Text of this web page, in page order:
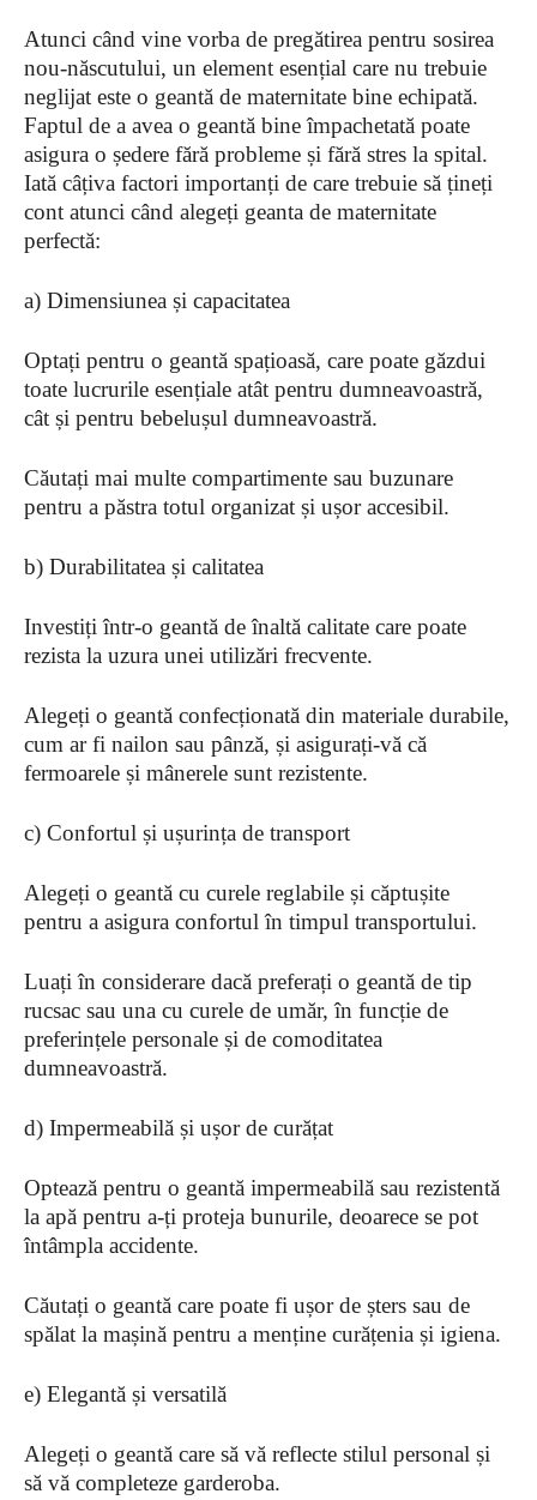
Atunci când vine vorba de pregătirea pentru sosirea
nou-născutului, un element esențial care nu trebuie
neglijat este o geantă de maternitate bine echipată.
Faptul de a avea o geantă bine împachetată poate
asigura o ședere fără probleme și fără stres la spital.
Iată câțiva factori importanți de care trebuie să țineți
cont atunci când alegeți geanta de maternitate
perfectă:
a) Dimensiunea și capacitatea
Optați pentru o geantă spațioasă, care poate găzdui
toate lucrurile esențiale atât pentru dumneavoastră,
cât și pentru bebelușul dumneavoastră.
Căutați mai multe compartimente sau buzunare
pentru a păstra totul organizat și ușor accesibil.
b) Durabilitatea și calitatea
Investiți într-o geantă de înaltă calitate care poate
rezista la uzura unei utilizări frecvente.
Alegeți o geantă confecționată din materiale durabile,
cum ar fi nailon sau pânză, și asigurați-vă că
fermoarele și mânerele sunt rezistente.
c) Confortul și ușurința de transport
Alegeți o geantă cu curele reglabile și căptușite
pentru a asigura confortul în timpul transportului.
Luați în considerare dacă preferați o geantă de tip
rucsac sau una cu curele de umăr, în funcție de
preferințele personale și de comoditatea
dumneavoastră.
d) Impermeabilă și ușor de curățat
Optează pentru o geantă impermeabilă sau rezistentă
la apă pentru a-ți proteja bunurile, deoarece se pot
întâmpla accidente.
Căutați o geantă care poate fi ușor de șters sau de
spălat la mașină pentru a menține curățenia și igiena.
e) Elegantă și versatilă
Alegeți o geantă care să vă reflecte stilul personal și
să vă completeze garderoba.